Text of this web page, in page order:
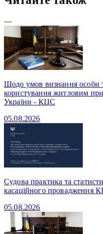
—
Щодо умов визнання особи
користування житловим
України - КЦС
05.08.2026
Судова практика та
касаційного провадження
05.08.2026